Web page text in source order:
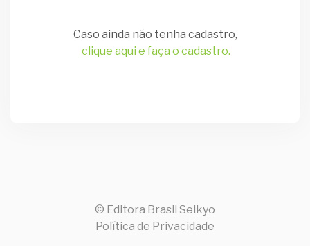
Caso ainda não tenha cadastro,
clique aqui e faça o cadastro.
© Editora Brasil Seikyo
Política de Privacidade